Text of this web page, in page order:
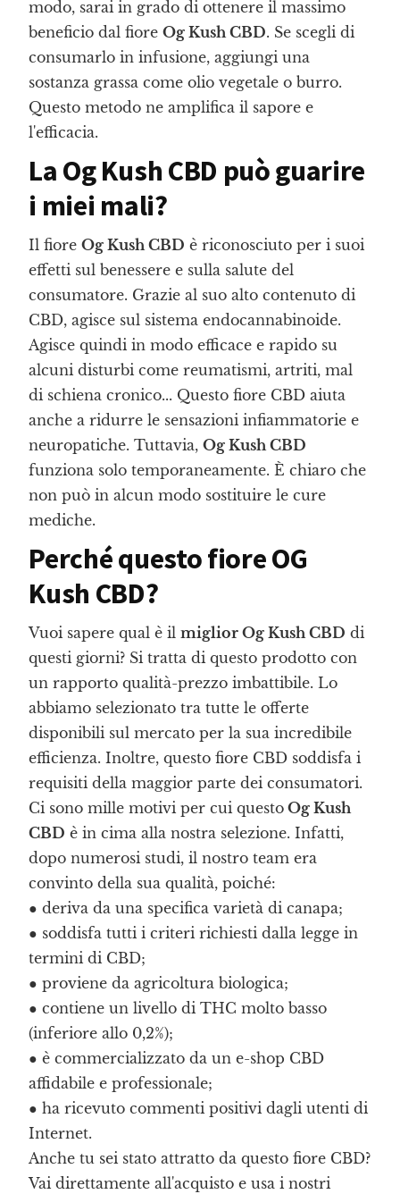
modo, sarai in grado di ottenere il massimo
beneficio dal fioreOg Kush CBD. Se scegli di
consumarlo in infusione, aggiungi una
sostanza grassa come olio vegetale o burro.
Questo metodo ne amplifica il sapore e
l'efficacia.
La Og Kush CBD può guarire
i miei mali?
Il fioreOg Kush CBD è riconosciuto per i suoi
effetti sul benessere e sulla salute del
consumatore. Grazie al suo alto contenuto di
CBD, agisce sul sistema endocannabinoide.
Agisce quindi in modo efficace e rapido su
alcuni disturbi come reumatismi, artriti, mal
di schiena cronico... Questo fiore CBD aiuta
anche a ridurre le sensazioni infiammatorie e
neuropatiche. Tuttavia,Og Kush CBD
funziona solo temporaneamente. È chiaro che
non può in alcun modo sostituire le cure
mediche.
Perché questo fiore OG
Kush CBD?
Vuoi sapere qual è ilmiglior Og Kush CBD di
questi giorni? Si tratta di questo prodotto con
un rapporto qualità-prezzo imbattibile. Lo
abbiamo selezionato tra tutte le offerte
disponibili sul mercato per la sua incredibile
efficienza. Inoltre, questo fiore CBD soddisfa i
requisiti della maggior parte dei consumatori.
Ci sono mille motivi per cui questo Og Kush
CBD è in cima alla nostra selezione. Infatti,
dopo numerosi studi, il nostro team era
convinto della sua qualità, poiché:
● deriva da una specifica varietà di canapa;
● soddisfa tutti i criteri richiesti dalla legge in
termini di CBD;
● proviene da agricoltura biologica;
● contiene un livello di THC molto basso
(inferiore allo 0,2%);
● è commercializzato da un e-shop CBD
affidabile e professionale;
● ha ricevuto commenti positivi dagli utenti di
Internet.
Anche tu sei stato attratto da questo fiore CBD?
Vai direttamente all'acquisto e usa i nostri